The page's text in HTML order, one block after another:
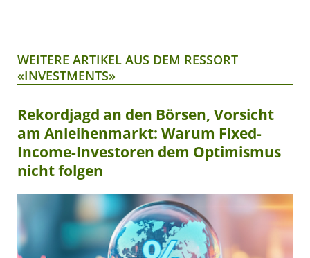
WEITERE ARTIKEL AUS DEM RESSORT
«INVESTMENTS»
Rekordjagd an den Börsen, Vorsicht
am Anleihenmarkt: Warum Fixed-
Income-Investoren dem Optimismus
nicht folgen